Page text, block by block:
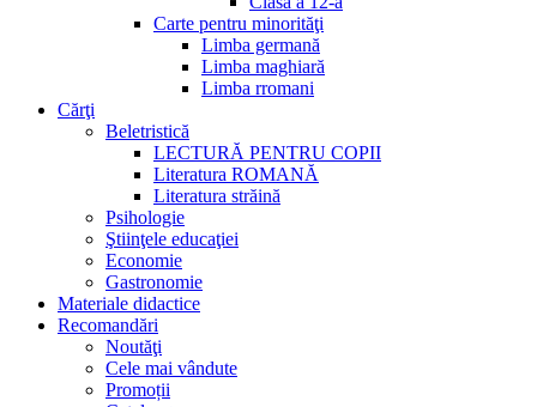
Carte pentru minorităţi
Limba germană
Limba maghiară
Limba rromani
Cărţi
Beletristică
LECTURĂ PENTRU COPII
Literatura ROMANĂ
Literatura străină
Psihologie
Ştiinţele educaţiei
Economie
Gastronomie
Materiale didactice
Recomandări
Noutăţi
Cele mai vândute
Promoții